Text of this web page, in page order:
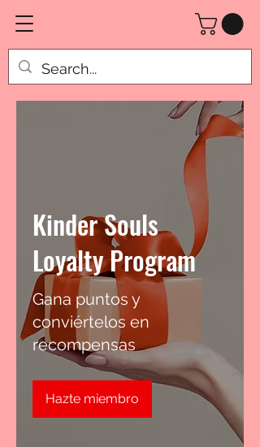
Kinder Souls
Loyalty Program
Gana puntos y
conviértelos en
recompensas
Hazte miembro